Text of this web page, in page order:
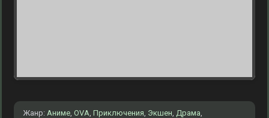
Жанр: Аниме, OVA, Приключения, Экшен, Драма,